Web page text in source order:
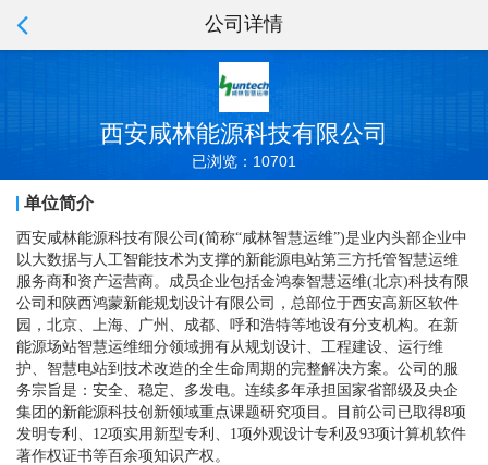
公司详情
西安咸林能源科技有限公司
已浏览：10701
单位简介
西安咸林能源科技有限公司(简称“咸林智慧运维”)是业内头部企业中
以大数据与人工智能技术为支撑的新能源电站第三方托管智慧运维
服务商和资产运营商。成员企业包括金鸿泰智慧运维(北京)科技有限
公司和陕西鸿蒙新能规划设计有限公司，总部位于西安高新区软件
园，北京、上海、广州、成都、呼和浩特等地设有分支机构。在新
能源场站智慧运维细分领域拥有从规划设计、工程建设、运行维
护、智慧电站到技术改造的全生命周期的完整解决方案。公司的服
务宗旨是：安全、稳定、多发电。连续多年承担国家省部级及央企
集团的新能源科技创新领域重点课题研究项目。目前公司已取得8项
发明专利、12项实用新型专利、1项外观设计专利及93项计算机软件
著作权证书等百余项知识产权。